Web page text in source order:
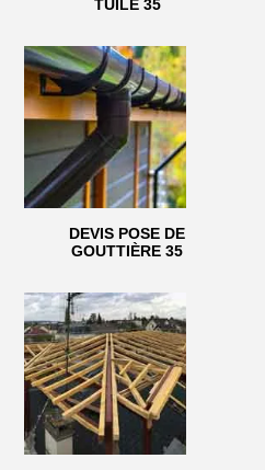
TUILE 35
DEVIS POSE DE
GOUTTIÈRE 35